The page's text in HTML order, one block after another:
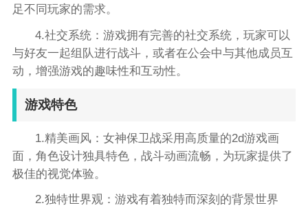
足不同玩家的需求。
4.社交系统：游戏拥有完善的社交系统，玩家可以
与好友一起组队进行战斗，或者在公会中与其他成员互
动，增强游戏的趣味性和互动性。
游戏特色
1.精美画风：女神保卫战采用高质量的2d游戏画
面，角色设计独具特色，战斗动画流畅，为玩家提供了
极佳的视觉体验。
2.独特世界观：游戏有着独特而深刻的背景世界